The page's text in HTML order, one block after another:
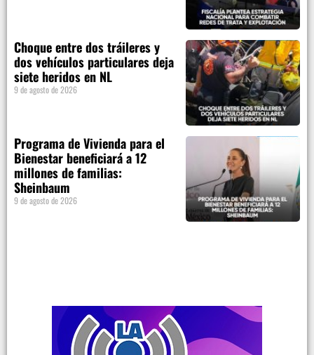
Choque entre dos tráileres y
dos vehículos particulares deja
siete heridos en NL
9 de agosto de 2026
Programa de Vivienda para el
Bienestar beneficiará a 12
millones de familias:
Sheinbaum
9 de agosto de 2026